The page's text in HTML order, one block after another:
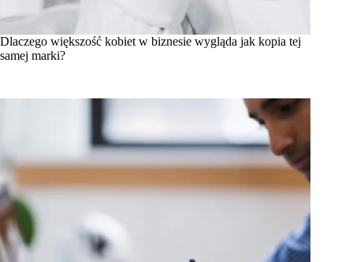
Dlaczego większość kobiet w biznesie wygląda jak kopia tej
samej marki?